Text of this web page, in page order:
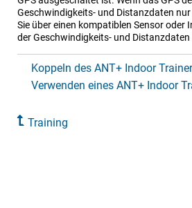
Geschwindigkeits- und Distanzdaten
Sie über einen kompatiblen Sensor oder
der Geschwindigkeits- und
Koppeln des ANT‍+ Indoor
Verwenden eines ANT‍+ Indoor
Training